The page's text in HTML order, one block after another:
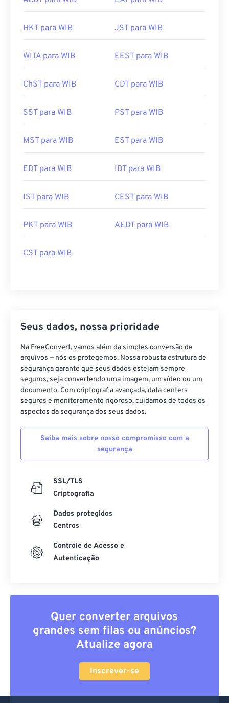
HKT para WIB JST para WIB
WITA para WIB EEST para WIB
ChST para WIB CDT para WIB
SST para WIB PST para WIB
MST para WIB EST para WIB
EDT para WIB IDT para WIB
IST para WIB CEST para WIB
PKT para WIB AEDT para WIB
CST para WIB
Seus dados, nossa prioridade
Na FreeConvert, vamos além da simples conversão de
arquivos — nós os protegemos. Nossa robusta estrutura de
segurança garante que seus dados estejam sempre
seguros, seja convertendo uma imagem, um vídeo ou um
documento. Com criptografia avançada, data centers
seguros e monitoramento rigoroso, cuidamos de todos os
aspectos da segurança dos seus dados.
Saiba mais sobre nosso compromisso com a
segurança
SSL/TLS
Criptografia
Dados protegidos
Centros
Controle de Acesso e
Autenticação
Quer converter arquivos
grandes sem filas ou anúncios?
Atualize agora
Inscrever-se